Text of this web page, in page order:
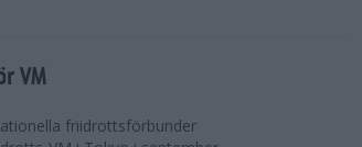
VM
friidrottsförbunder